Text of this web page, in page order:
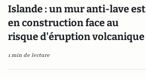
Islande : un mur anti-lave est
en construction face au
risque d'éruption volcanique
1 min de lecture